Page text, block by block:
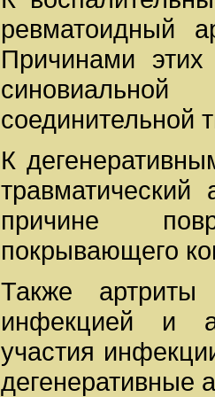
ревматоидный
Причинами этих
соединительной
К
причине
покрывающего
Также
инфекцией и
участия
дегенеративные